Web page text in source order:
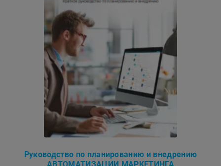
Руководство по планированию и внедрению